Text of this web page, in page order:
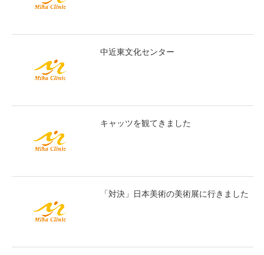
中近東文化センター
キャッツを観てきました
「対決」日本美術の美術展に行きました